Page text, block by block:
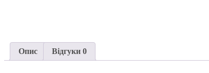
Опис Відгуки 0